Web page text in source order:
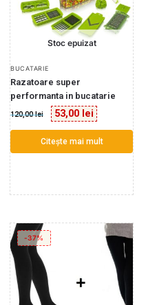
Stoc epuizat
BUCATARIE
Razatoare super
performanta in bucatarie
120,00lei 53,00 lei
Citește mai mult
-37%